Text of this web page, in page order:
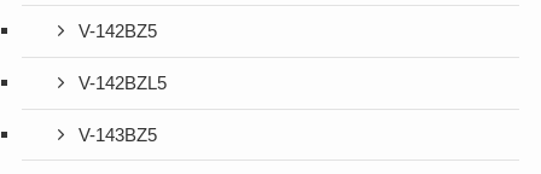
V-142BZ5
V-142BZL5
V-143BZ5